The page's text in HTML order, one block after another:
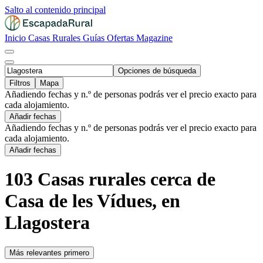
Salto al contenido principal
Inicio Casas Rurales Guías Ofertas Magazine
Opciones de búsqueda
Filtros
Mapa
Añadiendo fechas y n.º de personas podrás ver el precio exacto para
cada alojamiento.
Añadir fechas
Añadiendo fechas y n.º de personas podrás ver el precio exacto para
cada alojamiento.
Añadir fechas
103 Casas rurales cerca de
Casa de les Vídues, en
Llagostera
Más relevantes primero